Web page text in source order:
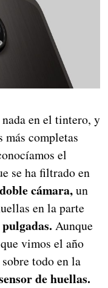
en el tintero, y
más completas
el
se ha filtrado en
cámara,un
en la parte
Aunque
vimos el año
todo en la
de huellas.